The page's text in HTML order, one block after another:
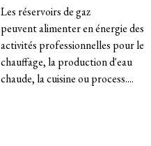
Les réservoirs de gaz
peuvent alimenter en énergie des
activités professionnelles pour le
chauffage, la production d'eau
chaude, la cuisine ou process....